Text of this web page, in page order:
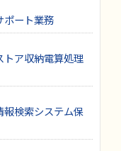
ポート業務
トア収納電算処理
報検索システム保